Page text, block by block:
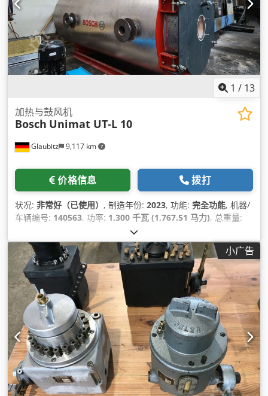
1 / 13
Glaubitz 9,117 km
加热与鼓风机
Bosch Unimat UT‑L 10
价格信息 拨打
状况: 非常好（已使用） , 制造年份: 2023, 功能: 完全功能, 机器/
车辆编号: 140563, 功率: 1,300 千瓦 (1,767.51 马力), 总重量:
1,424 毫米, 总长度:
2,402 毫米, 压力:6 横杆, 加热能力:1,300 千瓦 (1,767.51 马力),
燃料:家用燃气 H , 工作压力:6 横杆, 设备:热水, 小广告